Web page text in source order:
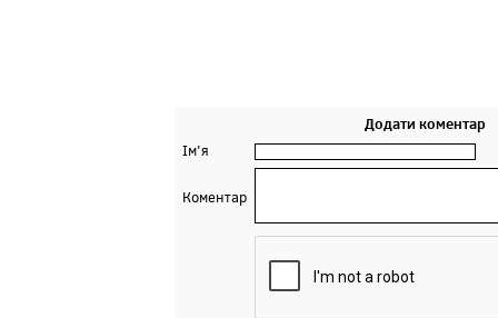
Додати коментар
Ім'я
Коментар